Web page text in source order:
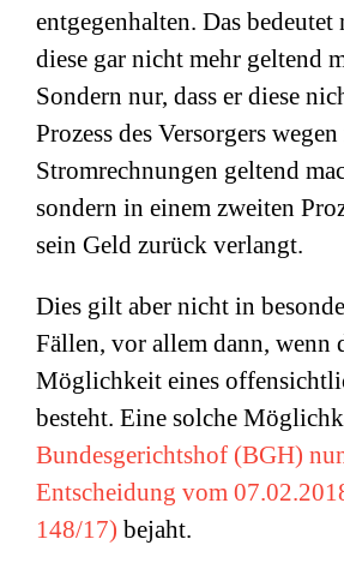
entgegenhalten. Das bedeutet
diese gar nicht mehr geltend
Sondern nur, dass er diese
Prozess des Versorgers
Stromrechnungen geltend
sondern in einem zweiten
sein Geld zurück verlangt.
Dies gilt aber nicht in
Fällen, vor allem dann, wenn
Möglichkeit eines
besteht. Eine solche
Bundesgerichtshof (BGH)
Entscheidung vom
148/17) bejaht.